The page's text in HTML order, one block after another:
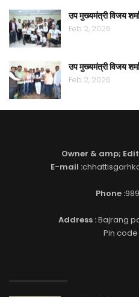
उप मुख्यमंत्री विजय
Feb 2, 2026
उप मुख्यमंत्री विजय
Feb 2, 2026
Owner & amp;
E-mail :
Phone :
Address :Bajrang
Pin code